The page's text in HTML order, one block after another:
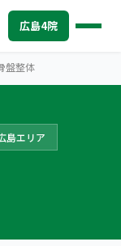
広島4院
盤整体
島エリア